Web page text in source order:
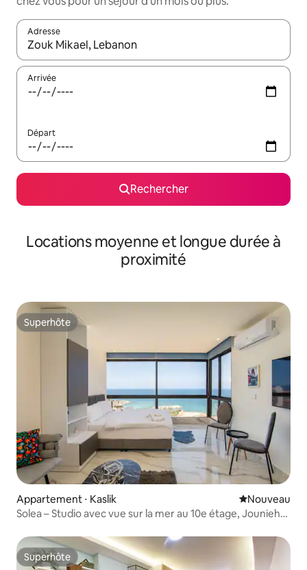
Adresse
Lorsque les résultats s'affichent, utilisez les flèches vers le
Arrivée
Départ
Rechercher
Locations moyenne et longue durée à
proximité
Superhôte
Superhôte
Appartement ⋅ Kaslik Nouvel
Nouveau
Solea – Studio avec vue sur la mer au 10e étage, Jounieh
Superhôte
Superhôte